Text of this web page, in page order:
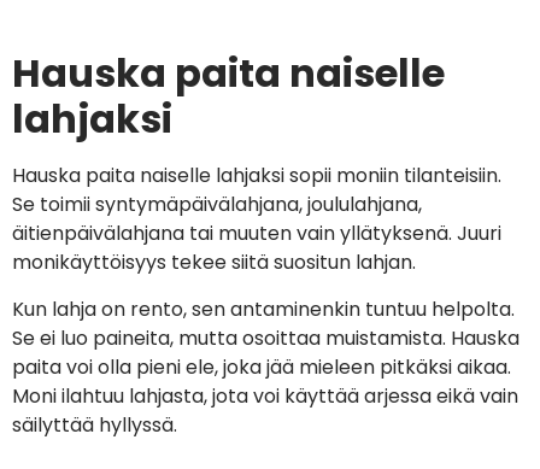
Hauska paita naiselle
lahjaksi
Hauska paita naiselle lahjaksi sopii moniin tilanteisiin.
Se toimii syntymäpäivälahjana, joululahjana,
äitienpäivälahjana tai muuten vain yllätyksenä. Juuri
monikäyttöisyys tekee siitä suositun lahjan.
Kun lahja on rento, sen antaminenkin tuntuu helpolta.
Se ei luo paineita, mutta osoittaa muistamista. Hauska
paita voi olla pieni ele, joka jää mieleen pitkäksi aikaa.
Moni ilahtuu lahjasta, jota voi käyttää arjessa eikä vain
säilyttää hyllyssä.